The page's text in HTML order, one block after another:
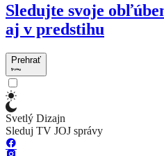
Sledujte svoje
aj v predstihu
Prehrať
Svetlý Dizajn
Sleduj TV JOJ správy